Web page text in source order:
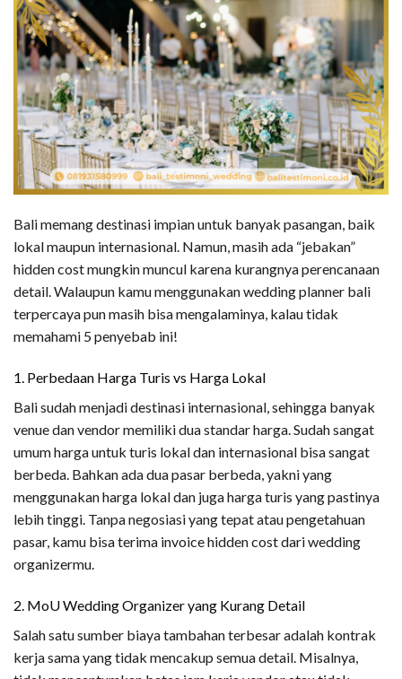
Bali memang destinasi impian untuk banyak pasangan, baik
lokal maupun internasional. Namun, masih ada “jebakan”
hidden cost mungkin muncul karena kurangnya perencanaan
detail. Walaupun kamu menggunakan wedding planner bali
terpercaya pun masih bisa mengalaminya, kalau tidak
memahami 5 penyebab ini!
1. Perbedaan Harga Turis vs Harga Lokal
Bali sudah menjadi destinasi internasional, sehingga banyak
venue dan vendor memiliki dua standar harga. Sudah sangat
umum harga untuk turis lokal dan internasional bisa sangat
berbeda. Bahkan ada dua pasar berbeda, yakni yang
menggunakan harga lokal dan juga harga turis yang pastinya
lebih tinggi. Tanpa negosiasi yang tepat atau pengetahuan
pasar, kamu bisa terima invoice hidden cost dari wedding
organizermu.
2. MoU Wedding Organizer yang Kurang Detail
Salah satu sumber biaya tambahan terbesar adalah kontrak
kerja sama yang tidak mencakup semua detail. Misalnya,